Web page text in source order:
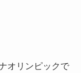
オリンピックで